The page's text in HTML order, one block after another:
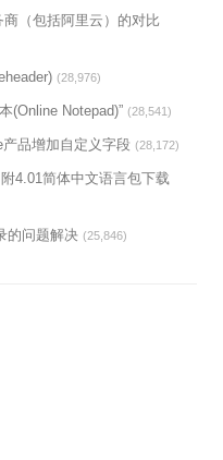
（包括阿里云）的对比
(28,976)
(Online Notepad)” (28,541)
品增加自定义字段 (28,172)
4.01简体中文语言包下载
的问题解决 (25,846)